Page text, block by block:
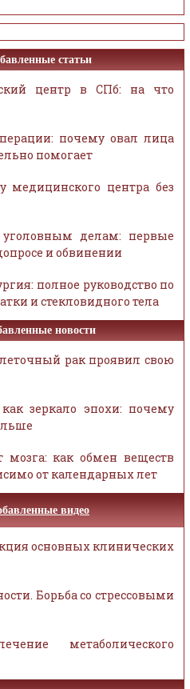
статьи
центр в СПб: на что
почему овал лица
помогает
медицинского центра без
делам: первые
и обвинении
полное руководство по
и стекловидного тела
новости
рак проявил свою
зеркало эпохи: почему
мозга: как обмен веществ
от календарных лет
видео
основных клинических
Борьба со стрессовыми
метаболического